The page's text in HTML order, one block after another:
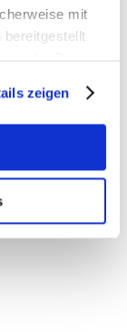
mit
bereitgestellt
zeigen